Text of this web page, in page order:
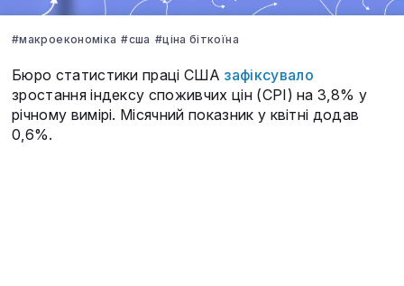
#макроекономіка #сша #ціна біткоїна
Бюро статистики праці США зафіксувало
зростання індексу споживчих цін (CPI) на 3,8% у
річному вимірі. Місячний показник у квітні додав
0,6%.